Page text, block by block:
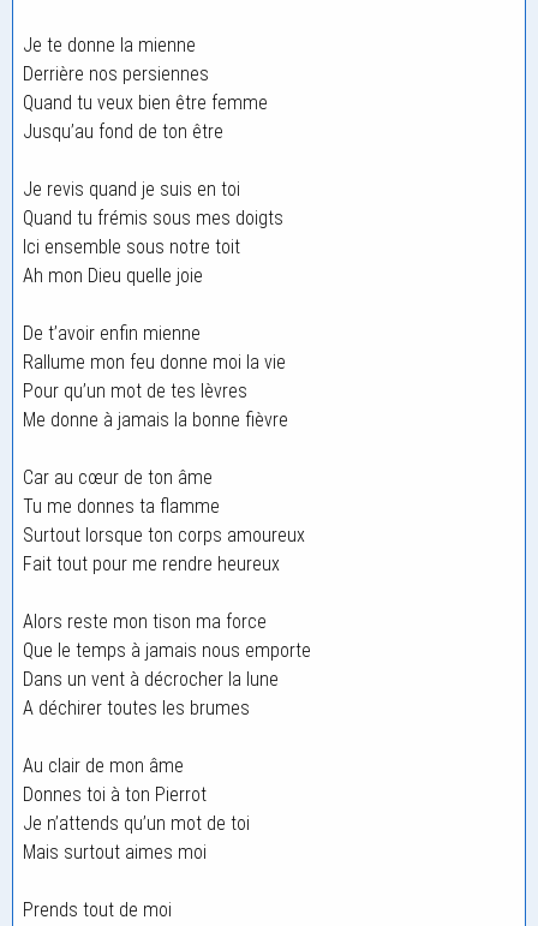
Je te donne la mienne
Derrière nos persiennes
Quand tu veux bien être femme
Jusqu’au fond de ton être
Je revis quand je suis en toi
Quand tu frémis sous mes doigts
Ici ensemble sous notre toit
Ah mon Dieu quelle joie
De t’avoir enfin mienne
Rallume mon feu donne moi la vie
Pour qu’un mot de tes lèvres
Me donne à jamais la bonne fièvre
Car au cœur de ton âme
Tu me donnes ta flamme
Surtout lorsque ton corps amoureux
Fait tout pour me rendre heureux
Alors reste mon tison ma force
Que le temps à jamais nous emporte
Dans un vent à décrocher la lune
A déchirer toutes les brumes
Au clair de mon âme
Donnes toi à ton Pierrot
Je n’attends qu’un mot de toi
Mais surtout aimes moi
Prends tout de moi